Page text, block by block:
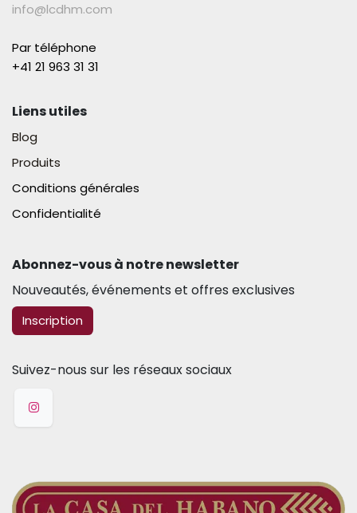
info@lcdhm.com
Par téléphone
+41 21 963 31 31​
Liens utiles
Blog
Produits
Conditions générales
Confidentialité
Abonnez-vous à notre newsletter​
Nouveautés, événements et offres exclusives
​​​​Inscription
Suivez-nous sur les réseaux sociaux